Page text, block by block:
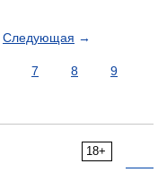
Следующая →
7 8
9
18+